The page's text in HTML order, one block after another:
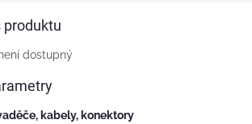
produktu
dostupný
kabely, konektory